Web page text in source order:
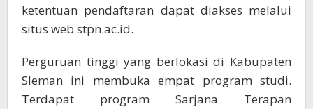
ketentuan pendaftaran dapat diakses melalui
situs web stpn.ac.id.
Perguruan tinggi yang berlokasi di Kabupaten
Sleman ini membuka empat program studi.
Terdapat program Sarjana Terapan